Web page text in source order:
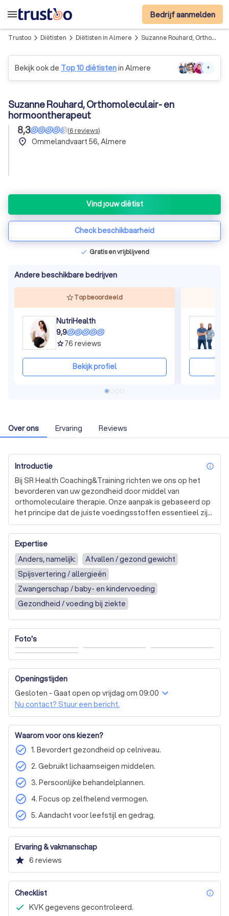
menu Bedrijf aanmelden
Trustoo arrow_forward_ios Diëtisten arrow_forward_ios Diëtisten in Almere arrow_forward_ios Suzanne Rouhard, Orthomoleculair- en hormoontherapeut
Bekijk ook de Top 10 diëtistenin Almere +
Suzanne Rouhard, Orthomoleculair- en
hormoontherapeut
8,3
(6reviews)
place Ommelandvaart 56, Almere
Vind jouw diëtist
Check beschikbaarheid
check Gratis en vrijblijvend
Andere beschikbare bedrijven
Top beoordeeld
NutriHealth
9,9
grade76 reviews
Bekijk profiel
Over ons Ervaring Reviews
Introductie
Bij SR Health Coaching&Training richten we ons op het
bevorderen van uw gezondheid door middel van
orthomoleculaire therapie. Onze aanpak is gebaseerd op
het principe dat de juiste voedingsstoffen essentieel zijn
voor het optimaal functioneren van uw lichaamscellen.
Wij geloven sterk in de kracht van voeding als basis voor
gezondheid en zetten daarnaast gericht supplementen
in om het zelfhelend vermogen van uw lichaam te
ondersteunen.
Onze behandelingen zijn volledig gepersonaliseerd.
Geen mens is hetzelfde, en dat geldt ook voor de weg
naar optimale gezondheid. Wij nemen uitgebreid de tijd
om uw specifieke situatie en behoeften te analyseren,
zodat we een behandeling kunnen samenstellen die
precies bij u past. Naast voedingsadvies besteden we
ook aandacht aan beweging, ontspanning en
gedragsveranderingen die bijdragen aan uw welzijn.
Bent u klaar om te investeren in uw gezondheid en
welzijn? Neem dan contact met ons op voor een
vrijblijvende offerte en ontdek hoe wij u kunnen helpen uw
levenskwaliteit aanzienlijk te verbeteren.
Expertise
Anders, namelijk:
Afvallen / gezond gewicht
Spijsvertering / allergieën
Zwangerschap / baby- en kindervoeding
Gezondheid / voeding bij ziekte
Foto's
Openingstijden
Gesloten - Gaat open op vrijdag om 09:00
Nu contact? Stuur een bericht.
Waarom voor ons kiezen?
check_circle 1. Bevordert gezondheid op celniveau.
check_circle 2. Gebruikt lichaamseigen middelen.
check_circle 3. Persoonlijke behandelplannen.
check_circle 4. Focus op zelfhelend vermogen.
check_circle 5. Aandacht voor leefstijl en gedrag.
Ervaring & vakmanschap
star 6 reviews
Checklist
KVK gegevens gecontroleerd.